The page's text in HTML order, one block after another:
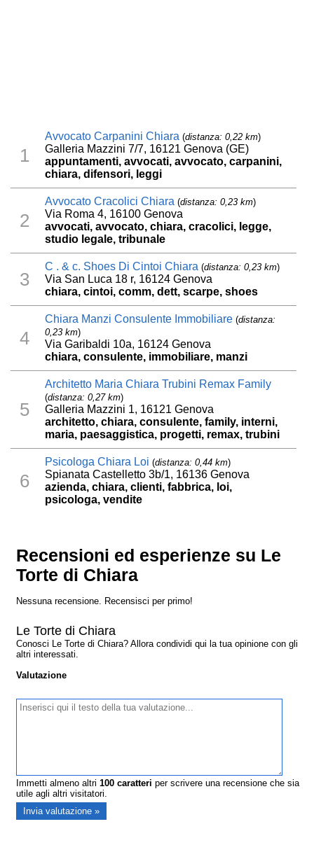
1
Avvocato Carpanini Chiara (distanza: 0,22 km)
Galleria Mazzini 7/7, 16121 Genova (GE)
appuntamenti, avvocati, avvocato, carpanini,
chiara, difensori, leggi
2
Avvocato Cracolici Chiara (distanza: 0,23 km)
Via Roma 4, 16100 Genova
avvocati, avvocato, chiara, cracolici, legge,
studio legale, tribunale
3
C . & c. Shoes Di Cintoi Chiara (distanza: 0,23 km)
Via San Luca 18 r, 16124 Genova
chiara, cintoi, comm, dett, scarpe, shoes
4
Chiara Manzi Consulente Immobiliare (distanza:
0,23 km)
Via Garibaldi 10a, 16124 Genova
chiara, consulente, immobiliare, manzi
5
Architetto Maria Chiara Trubini Remax Family
(distanza: 0,27 km)
Galleria Mazzini 1, 16121 Genova
architetto, chiara, consulente, family, interni,
maria, paesaggistica, progetti, remax, trubini
6
Psicologa Chiara Loi (distanza: 0,44 km)
Spianata Castelletto 3b/1, 16136 Genova
azienda, chiara, clienti, fabbrica, loi,
psicologa, vendite
Recensioni ed esperienze su Le
Torte di Chiara
Nessuna recensione. Recensisci per primo!
Le Torte di Chiara
Conosci Le Torte di Chiara? Allora condividi qui la tua opinione con gli
altri interessati.
Valutazione
Immetti almeno altri100 caratteri per scrivere una recensione che sia
utile agli altri visitatori.